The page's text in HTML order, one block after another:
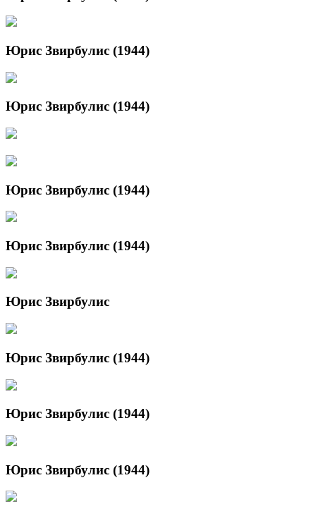
Юрис Звирбулис (1944)
Юрис Звирбулис (1944)
Юрис Звирбулис (1944)
Юрис Звирбулис (1944)
Юрис Звирбулис
Юрис Звирбулис (1944)
Юрис Звирбулис (1944)
Юрис Звирбулис (1944)